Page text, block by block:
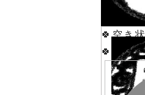
🍀空き
🍀